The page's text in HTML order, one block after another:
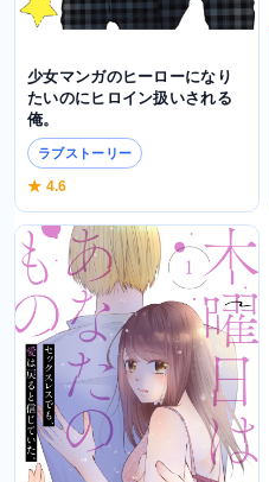
少女マンガのヒーローになり
たいのにヒロイン扱いされる
俺。
ラブストーリー
★ 4.6